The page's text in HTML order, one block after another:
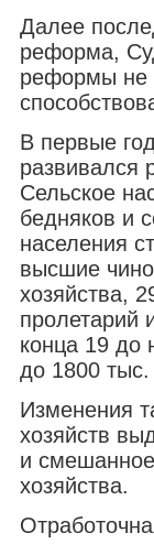
Далее
реформа,
реформы не
В первые
развивался
Сельское
бедняков и
населения
высшие
хозяйства,
пролетарий
конца 19 до
до 1800 тыс.
Изменения
хозяйств
и смешанное
хозяйства.